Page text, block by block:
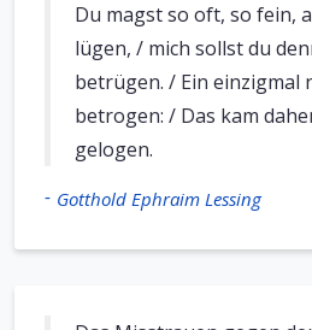
Du magst so oft, so fein,
lügen, / mich sollst du
betrügen. / Ein einzigmal
betrogen: / Das kam
gelogen.
- Gotthold Ephraim Lessing